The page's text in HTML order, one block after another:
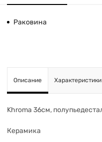
Раковина
Описание Характеристики
Khroma 36см,
Керамика